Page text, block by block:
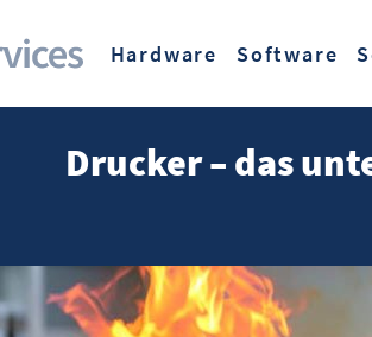
Hardware
Software
Drucker – das